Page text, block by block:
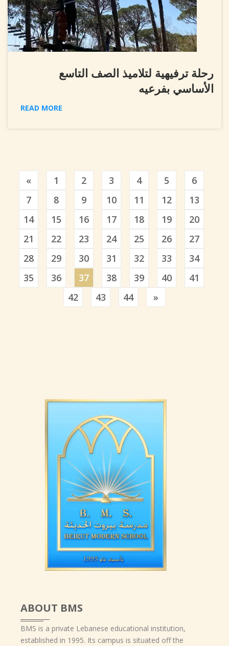
رحلة ترفيهية لتلاميذ الصف التاسع
الأساسي بفرعيه
READ MORE
«Previous
1 2 3 4 5
6
7
8 9 10 11 12
13
14
15 16 17 18 19
20
21
22 23 24 25 26
27
28
29 30 31 32 33
34
35
36 37 38 39 40
41
42
43 44 »
ABOUT BMS
BMS is a private Lebanese educational institution,
established in 1995. Its campus is situated off the